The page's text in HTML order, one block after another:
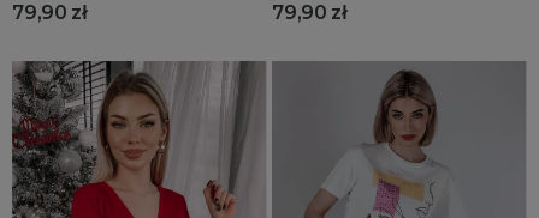
Bluzki wieczorowe
Bluzki bez rękawów
Bluzki do ćwiczeń
Bluzki sportowe
brązowe
czerwone
ecru
fioletowe
khaki
79,90 zł 79,90 zł